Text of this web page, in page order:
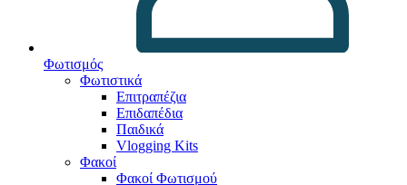
Φωτισμός
Φωτιστικά
Επιτραπέζια
Επιδαπέδια
Παιδικά
Vlogging Kits
Φακοί
Φακοί Φωτισμού